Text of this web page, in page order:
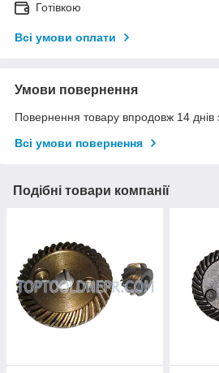
Готівкою
Всі умови оплати
Умови повернення
Повернення товару впродовж 14 днів
Всі умови повернення
Подібні товари компанії